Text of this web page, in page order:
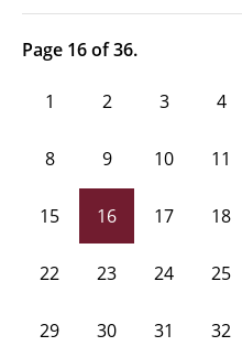
Page 16 of 36.
1 2 3 4
8 9 10 11
15 16 17 18
22 23 24 25
29 30 31 32